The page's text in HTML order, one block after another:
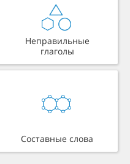
Неправильные
глаголы
Составные слова